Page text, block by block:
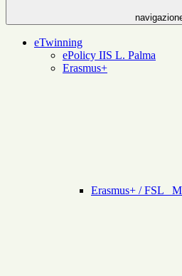
eTwinning
ePolicy IIS L. Palma
Erasmus+
Erasmus+ / FSL